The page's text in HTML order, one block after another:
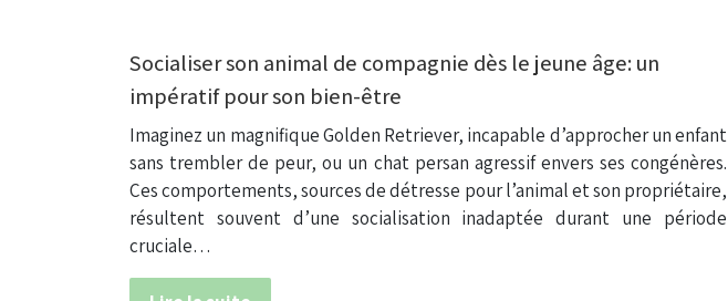
Socialiser son animal de compagnie dès le jeune âge: un
impératif pour son bien-être
Imaginez un magnifique Golden Retriever, incapable d’approcher un enfant
sans trembler de peur, ou un chat persan agressif envers ses congénères.
Ces comportements, sources de détresse pour l’animal et son propriétaire,
résultent souvent d’une socialisation inadaptée durant une période
cruciale…